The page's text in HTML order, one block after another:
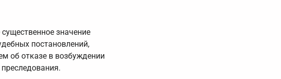
значение
постановлений,
об отказе в возбуждении